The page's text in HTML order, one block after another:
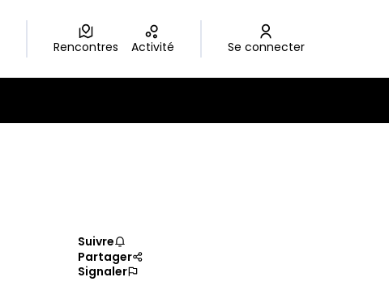
Rencontres Activité Se connecter
Suivre
Partager
Signaler